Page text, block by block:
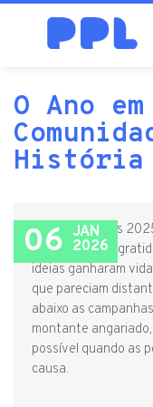
O Ano
História
06 JAN
2026
Ao encerrarmos
sentimento de
ideias ganharam
que pareciam
abaixo as
montante
possível quando as
causa.